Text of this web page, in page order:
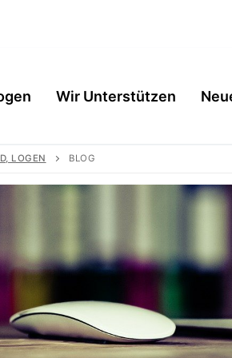
Wir Unterstützen
LOGEN BLOG